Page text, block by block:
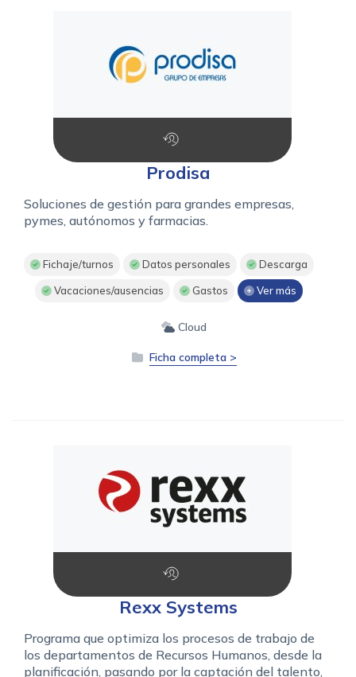
Prodisa
Soluciones de gestión para grandes empresas,
pymes, autónomos y farmacias.
Fichaje/turnos Datos personales Descarga
Vacaciones/ausencias Gastos Ver más
Cloud
Ficha completa >
Rexx Systems
Programa que optimiza los procesos de trabajo de
los departamentos de Recursos Humanos, desde la
planificación, pasando por la captación del talento,